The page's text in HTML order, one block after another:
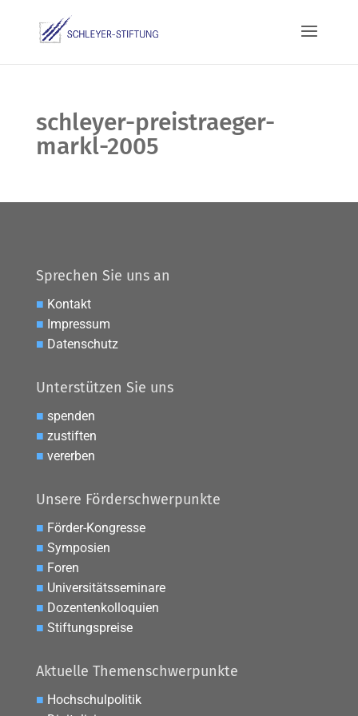
schleyer-preistraeger-
markl-2005
Sprechen Sie uns an
■ Kontakt
■ Impressum
■ Datenschutz
Unterstützen Sie uns
■ spenden
■ zustiften
■ vererben
Unsere Förderschwerpunkte
■ Förder-Kongresse
■ Symposien
■ Foren
■ Universitätsseminare
■ Dozentenkolloquien
■ Stiftungspreise
Aktuelle Themenschwerpunkte
■ Hochschulpolitik